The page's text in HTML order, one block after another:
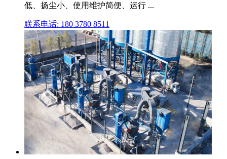
低、扬尘小、使用维护简便、运行 ...
联系电话: 180 3780 8511